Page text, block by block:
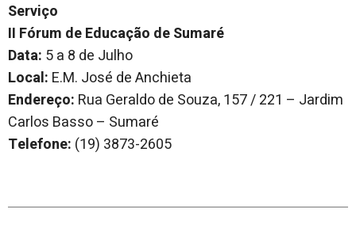
Serviço
II Fórum de Educação de Sumaré
Data: 5 a 8 de Julho
Local: E.M. José de Anchieta
Endereço: Rua Geraldo de Souza, 157 / 221 – Jardim
Carlos Basso – Sumaré
Telefone: (19) 3873-2605